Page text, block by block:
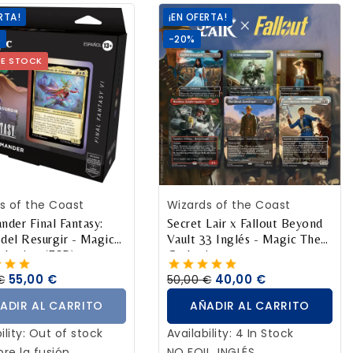
para mejorar tus tácticas.
Es el dojo perfecto para
que jugadores de todos los
niveles se reúnan y
disfruten. Turtle Team-Up
incluye cuatro mazos de 60
cartas, un mazo de
enemigos con 11 jefes, 17
cartas de evento y cuatro
sobres de juego de 14
cartas de Magic: The
Gathering Teenage Mutant
Ninja Turtles.
STOCK
AL CARRITO
of the Coast
Final Fantasy:
Resurgir - Magic
(ESP)
55,00 €
AL CARRITO
Out of stock
¡EN OFERTA!
-20%
AÑADIR AL CARRITO
Wizards of the Coast
Secret Lair x Fallout Beyond
Vault 33 Inglés - Magic The
Gathering
50,00 € 40,00 €
AÑADIR AL CARRITO
Availability: 4 In Stock